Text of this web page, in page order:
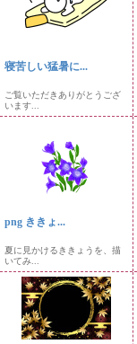
寝苦しい猛暑に...
ご覧いただきありがとうござ
います...
png ききょ...
夏に見かけるききょうを、描
いてみ...